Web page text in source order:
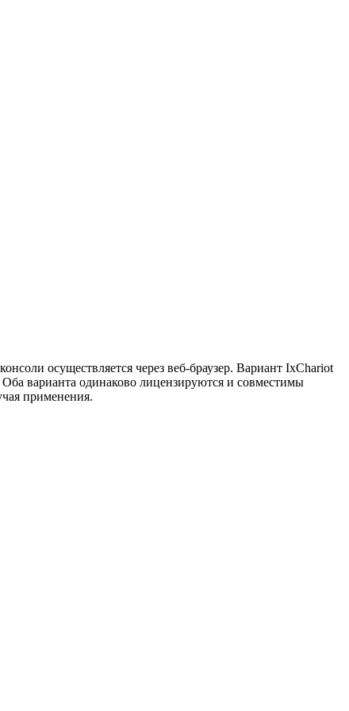
осуществляется через веб-браузер. Вариант IxChariot
варианта одинаково лицензируются и совместимы
применения.